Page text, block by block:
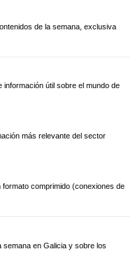
de la semana, exclusiva
información útil sobre el mundo de
más relevante del sector
formato comprimido (conexiones de
en Galicia y sobre los